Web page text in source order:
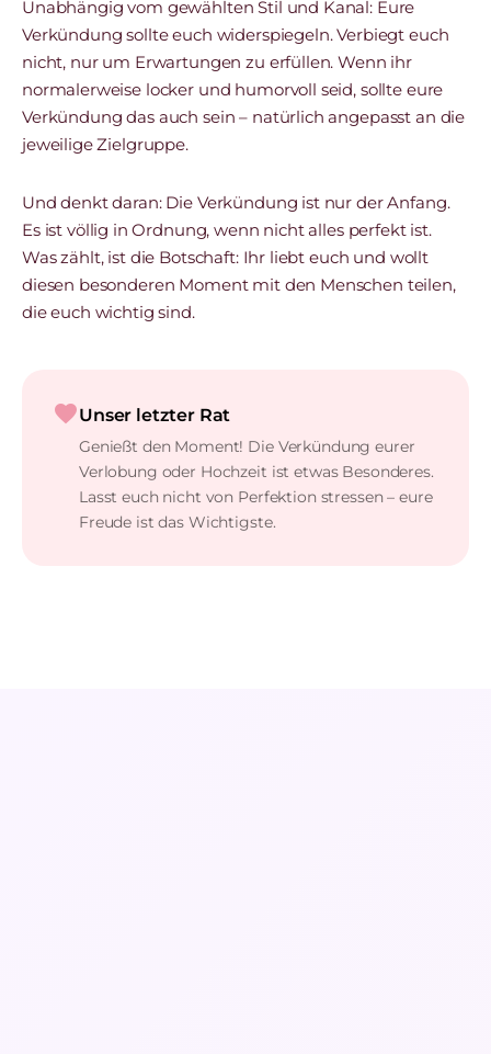
Unabhängig vom gewählten Stil und Kanal: Eure
Verkündung sollte euch widerspiegeln. Verbiegt euch
nicht, nur um Erwartungen zu erfüllen. Wenn ihr
normalerweise locker und humorvoll seid, sollte eure
Verkündung das auch sein – natürlich angepasst an die
jeweilige Zielgruppe.
Und denkt daran: Die Verkündung ist nur der Anfang.
Es ist völlig in Ordnung, wenn nicht alles perfekt ist.
Was zählt, ist die Botschaft: Ihr liebt euch und wollt
diesen besonderen Moment mit den Menschen teilen,
die euch wichtig sind.
favoriteUnser letzter Rat
Genießt den Moment! Die Verkündung eurer
Verlobung oder Hochzeit ist etwas Besonderes.
Lasst euch nicht von Perfektion stressen – eure
Freude ist das Wichtigste.